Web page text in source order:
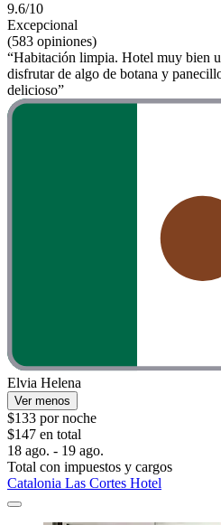
9.6/10
Excepcional
(583 opiniones)
“Habitación limpia. Hotel muy bien
disfrutar de algo de botana y
delicioso”
Elvia Helena
Ver menos
$133 por noche
$147 en total
18 ago. - 19 ago.
Total con impuestos y cargos
Catalonia Las Cortes Hotel